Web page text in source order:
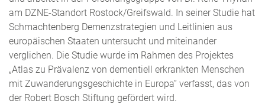
am DZNE-Standort Rostock/Greifswald. In seiner Studie hat
Schmachtenberg Demenzstrategien und Leitlinien aus
europäischen Staaten untersucht und miteinander
verglichen. Die Studie wurde im Rahmen des Projektes
„Atlas zu Prävalenz von dementiell erkrankten Menschen
mit Zuwanderungsgeschichte in Europa” verfasst, das von
der Robert Bosch Stiftung gefördert wird.